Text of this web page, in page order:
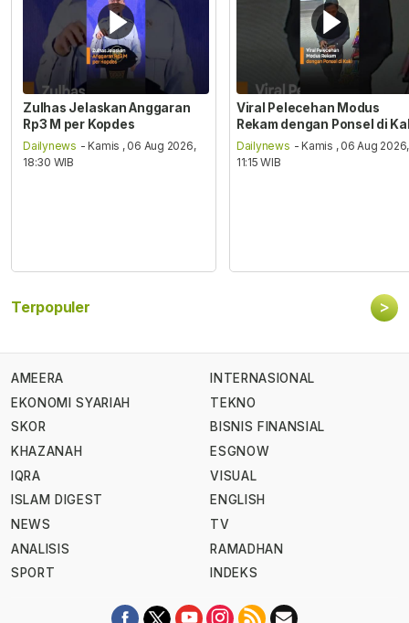
Zulhas Jelaskan Anggaran
Rp3 M per Kopdes
Dailynews - Kamis , 06 Aug 2026,
18:30 WIB
Viral Pelecehan Modus
Rekam dengan Ponsel di
Dailynews - Kamis , 06 Aug 2026,
11:15 WIB
Terpopuler >
AMEERA
EKONOMI SYARIAH
SKOR
KHAZANAH
IQRA
ISLAM DIGEST
NEWS
ANALISIS
SPORT
INTERNASIONAL
TEKNO
BISNIS FINANSIAL
ESGNOW
VISUAL
ENGLISH
TV
RAMADHAN
INDEKS